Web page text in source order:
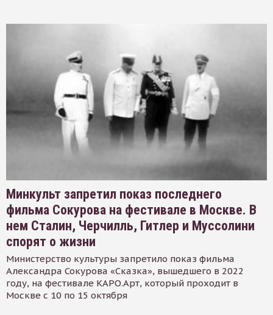
Минкульт запретил показ последнего
фильма Сокурова на фестивале в Москве. В
нем Сталин, Черчилль, Гитлер и Муссолини
спорят о жизни
Министерство культуры запретило показ фильма
Александра Сокурова «Сказка», вышедшего в 2022
году, на фестивале КАРО.Арт, который проходит в
Москве с 10 по 15 октября